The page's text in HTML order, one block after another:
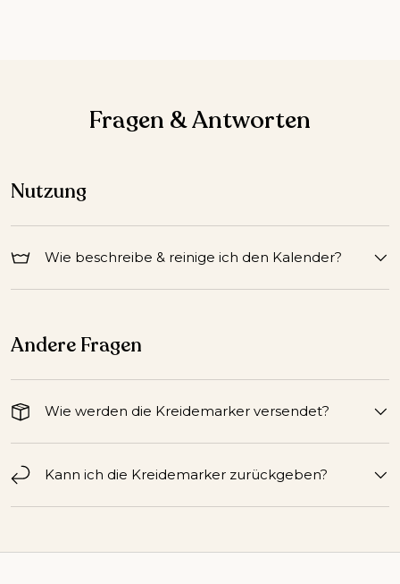
Fragen & Antworten
Nutzung
Wie beschreibe & reinige ich den Kalender?
Andere Fragen
Wie werden die Kreidemarker versendet?
Kann ich die Kreidemarker zurückgeben?